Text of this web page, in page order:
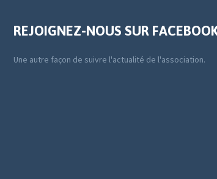
REJOIGNEZ-NOUS SUR
Une autre façon de suivre l'actualité de l'association.